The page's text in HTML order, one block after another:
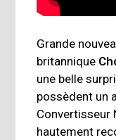
Grande
britannique
une belle
possèdent un
Convertisseur
hautement